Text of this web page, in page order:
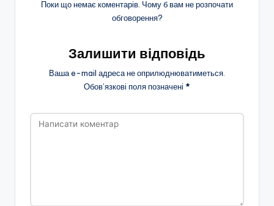
Поки що немає коментарів. Чому б вам не розпочати
обговорення?
Залишити відповідь
Ваша e-mail адреса не оприлюднюватиметься.
Обов’язкові поля позначені *